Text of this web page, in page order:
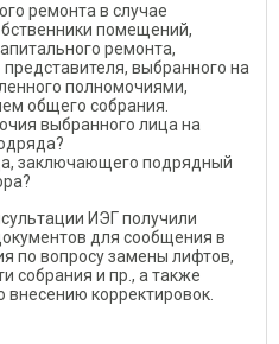
ремонта в случае
помещений,
ремонта,
выбранного на
полномочиями,
общего собрания.
выбранного лица на
заключающего подрядный
ИЭГ получили
для сообщения в
по вопросу замены лифтов,
собрания и пр., а также
корректировок.